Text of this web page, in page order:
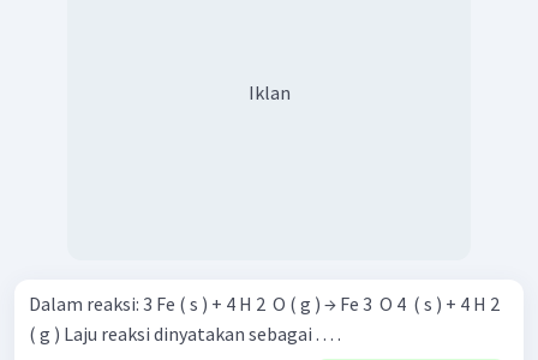
Iklan
Dalam reaksi: 3 Fe ( s ) + 4 H 2 ​ O ( g ) → Fe 3 ​ O 4 ​ ( s ) + 4 H 2 ​
( g ) Laju reaksi dinyatakan sebagai . . . .